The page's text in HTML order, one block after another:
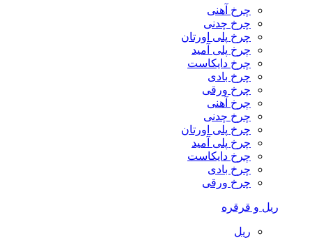
چرخ آهنی
چرخ چدنی
چرخ پلی اورتان
چرخ پلی آمید
چرخ دایکاست
چرخ بادی
چرخ ورقی
چرخ آهنی
چرخ چدنی
چرخ پلی اورتان
چرخ پلی آمید
چرخ دایکاست
چرخ بادی
چرخ ورقی
ریل و قرقره
ریل